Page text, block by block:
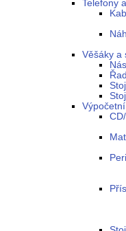
Telefony
Věšáky a